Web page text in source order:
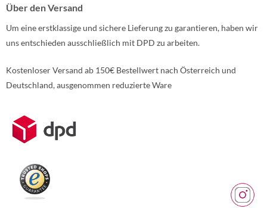
Über den Versand
Um eine erstklassige und sichere Lieferung zu garantieren, haben wir
uns entschieden ausschließlich mit DPD zu arbeiten.
Kostenloser Versand ab 150€ Bestellwert nach Österreich und
Deutschland, ausgenommen reduzierte Ware
Weitere Informationen über den gesperrten Inhalt.